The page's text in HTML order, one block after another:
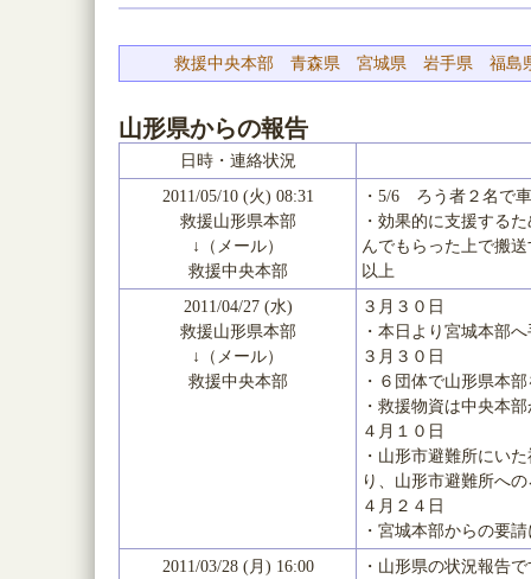
救援中央本部 青森県 宮城県 岩手県 福島
山形県からの報告
日時・連絡状況
2011/05/10 (火) 08:31
救援山形県本部
↓（メール）
救援中央本部
・5/6 ろう者２名で
・効果的に支援する
んでもらった上で搬
以上
2011/04/27 (水)
救援山形県本部
↓（メール）
救援中央本部
３月３０日
・本日より宮城本部
３月３０日
・６団体で山形県本
・救援物資は中央本
４月１０日
・山形市避難所にい
り、山形市避難所へ
４月２４日
・宮城本部からの要
2011/03/28 (月) 16:00
・山形県の状況報告